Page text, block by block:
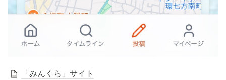
「みんくら」サイト